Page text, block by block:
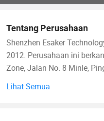
Tentang Perusahaan
Shenzhen Esaker
2012. Perusahaan ini
Zone, Jalan No. 8 Minle,
Lihat Semua